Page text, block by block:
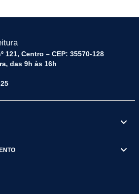
121, Centro – CEP: 35570-128
das 9h às 16h